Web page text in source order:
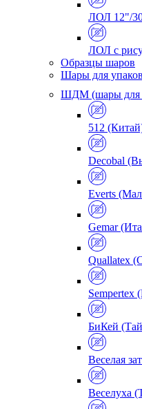
ЛОЛ 12"/
ЛОЛ с
Образцы шаров
Шары для
ШДМ (шары для
512
Decobal
Everts
Gemar
Quallatex
Sempertex
БиКей
Веселая
Веселуха